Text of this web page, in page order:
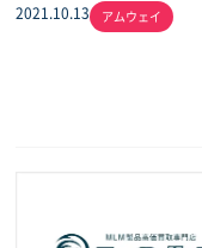
2021.10.13 アムウェイ